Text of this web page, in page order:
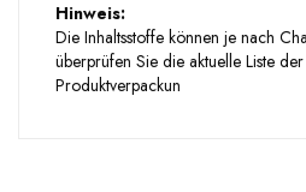
Hinweis:
Die Inhaltsstoffe können je nach
überprüfen Sie die aktuelle Liste
Produktverpackun